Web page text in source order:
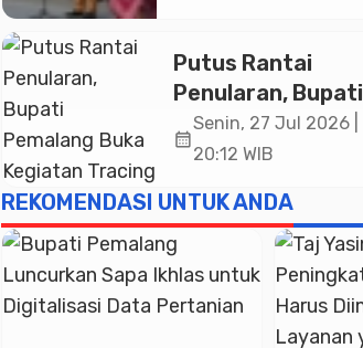
Publik
Putus Rantai
Penularan, Bupati
Pemalang Buka
Kegiatan Tracing
Mulyoharjo
calendar_month
Senin, 27 Jul 2026 |
20:12 WIB
REKOMENDASI UNTUK ANDA